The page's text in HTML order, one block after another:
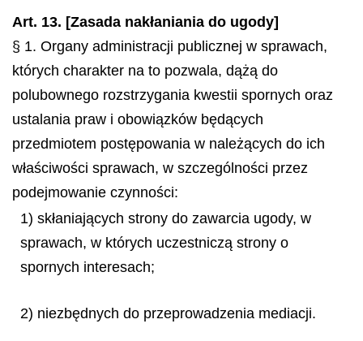
Art. 13. [Zasada nakłaniania do ugody]
§ 1. Organy administracji publicznej w sprawach,
których charakter na to pozwala, dążą do
polubownego rozstrzygania kwestii spornych oraz
ustalania praw i obowiązków będących
przedmiotem postępowania w należących do ich
właściwości sprawach, w szczególności przez
podejmowanie czynności:
1) skłaniających strony do zawarcia ugody, w
sprawach, w których uczestniczą strony o
spornych interesach;
2) niezbędnych do przeprowadzenia mediacji.